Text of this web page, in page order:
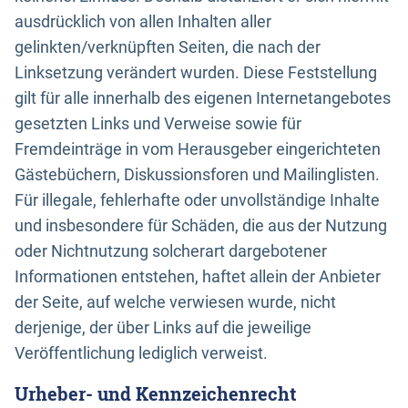
ausdrücklich von allen Inhalten aller
gelinkten/verknüpften Seiten, die nach der
Linksetzung verändert wurden. Diese Feststellung
gilt für alle innerhalb des eigenen Internetangebotes
gesetzten Links und Verweise sowie für
Fremdeinträge in vom Herausgeber eingerichteten
Gästebüchern, Diskussionsforen und Mailinglisten.
Für illegale, fehlerhafte oder unvollständige Inhalte
und insbesondere für Schäden, die aus der Nutzung
oder Nichtnutzung solcherart dargebotener
Informationen entstehen, haftet allein der Anbieter
der Seite, auf welche verwiesen wurde, nicht
derjenige, der über Links auf die jeweilige
Veröffentlichung lediglich verweist.
Urheber- und Kennzeichenrecht